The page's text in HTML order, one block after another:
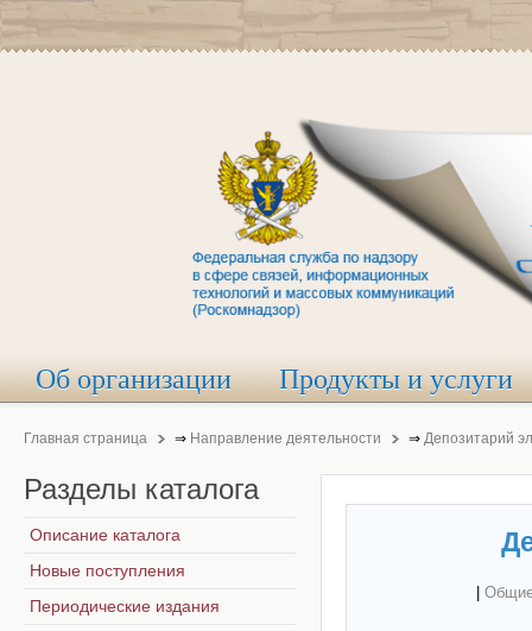
Об организации Продукты и услуги
Главная страница ⇒ Направление деятельности ⇒ Депозитарий
Разделы каталога
Описание каталога
Новые поступления
Периодические издания